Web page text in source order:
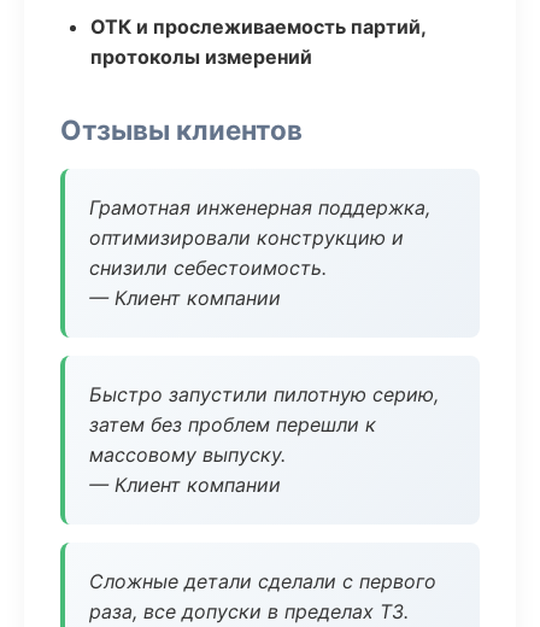
ОТК и прослеживаемость партий,
протоколы измерений
Отзывы клиентов
Грамотная инженерная поддержка,
оптимизировали конструкцию и
снизили себестоимость.
— Клиент компании
Быстро запустили пилотную серию,
затем без проблем перешли к
массовому выпуску.
— Клиент компании
Сложные детали сделали с первого
раза, все допуски в пределах ТЗ.